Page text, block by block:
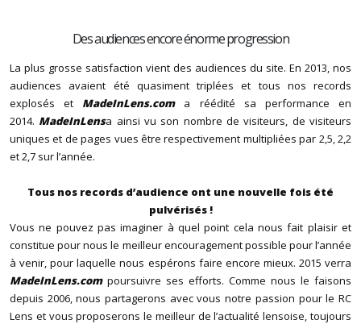
Des audiences encore énorme progression
La plus grosse satisfaction vient des audiences du site. En 2013, nos
audiences avaient été quasiment triplées et tous nos records
explosés et MadeInLens.coma réédité sa performance en
2014. MadeInLensa ainsi vu son nombre de visiteurs, de visiteurs
uniques et de pages vues être respectivement multipliées par 2,5, 2,2
et 2,7 sur l’année.
Tous nos records d’audience ont une nouvelle fois été
pulvérisés !
Vous ne pouvez pas imaginer à quel point cela nous fait plaisir et
constitue pour nous le meilleur encouragement possible pour l’année
à venir, pour laquelle nous espérons faire encore mieux. 2015 verra
MadeInLens.compoursuivre ses efforts. Comme nous le faisons
depuis 2006, nous partagerons avec vous notre passion pour le RC
Lens et vous proposerons le meilleur de l’actualité lensoise, toujours